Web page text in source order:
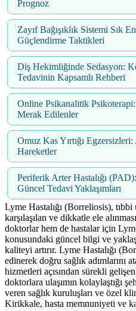
Prognoz
Zayıf Bağışıklık Sistemi Sık
Güçlendirme Taktikleri
Diş Hekimliğinde Sedasyon:
Tedavinin Kapsamlı Rehberi
Online Psikanalitik
Merak Edilenler
Omuz Kas Yırtığı
Hareketler
Periferik Arter Hastalığı
Güncel Tedavi Yaklaşımları
Lyme Hastalığı (Borreliosis), tıbbi
karşılaşılan ve dikkatle ele
doktorlar hem de hastalar için
konusundaki güncel bilgi ve
kaliteyi artırır. Lyme Hastalığı
edinerek doğru sağlık
hizmetleri açısından sürekli
doktorlara ulaşımın kolaylaştığı
veren sağlık kuruluşları ve özel
Kirikkale, hasta memnuniyeti ve